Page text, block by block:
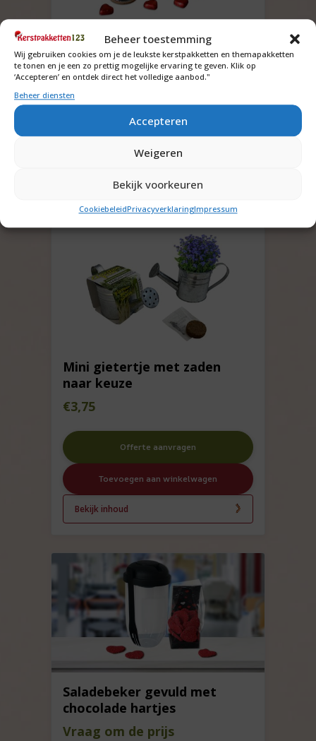
Beheer toestemming
Wij gebruiken cookies om je de leukste kerstpakketten en themapakketten
te tonen en je een zo prettig mogelijke ervaring te geven. Klik op
‘Accepteren’ en ontdek direct het volledige aanbod."
Beheer diensten
Accepteren
Weigeren
Bekijk voorkeuren
CookiebeleidPrivacyverklaringImpressum
Dag van de zorg pakket met
spiegeltje
€ 5,75
Offerte aanvragen
Toevoegen aan winkelwagen
Bekijk inhoud
Mini gietertje met zaden
naar keuze
€3,75
Offerte aanvragen
Toevoegen aan winkelwagen
Bekijk inhoud
Saladebeker gevuld met
chocolade hartjes
Vraag om de prijs